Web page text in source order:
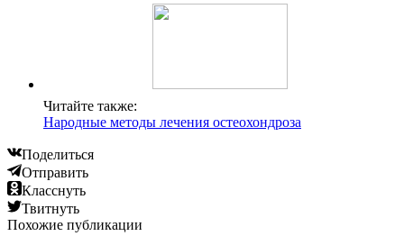
Читайте также:
Народные методы лечения остеохондроза
Поделиться
Отправить
Класснуть
Твитнуть
Похожие публикации